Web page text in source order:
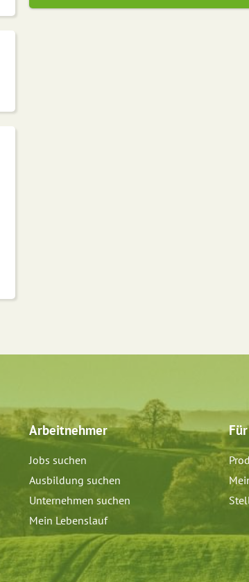
Arbeitnehmer
Jobs suchen
Ausbildung suchen
Unternehmen suchen
Mein Lebenslauf